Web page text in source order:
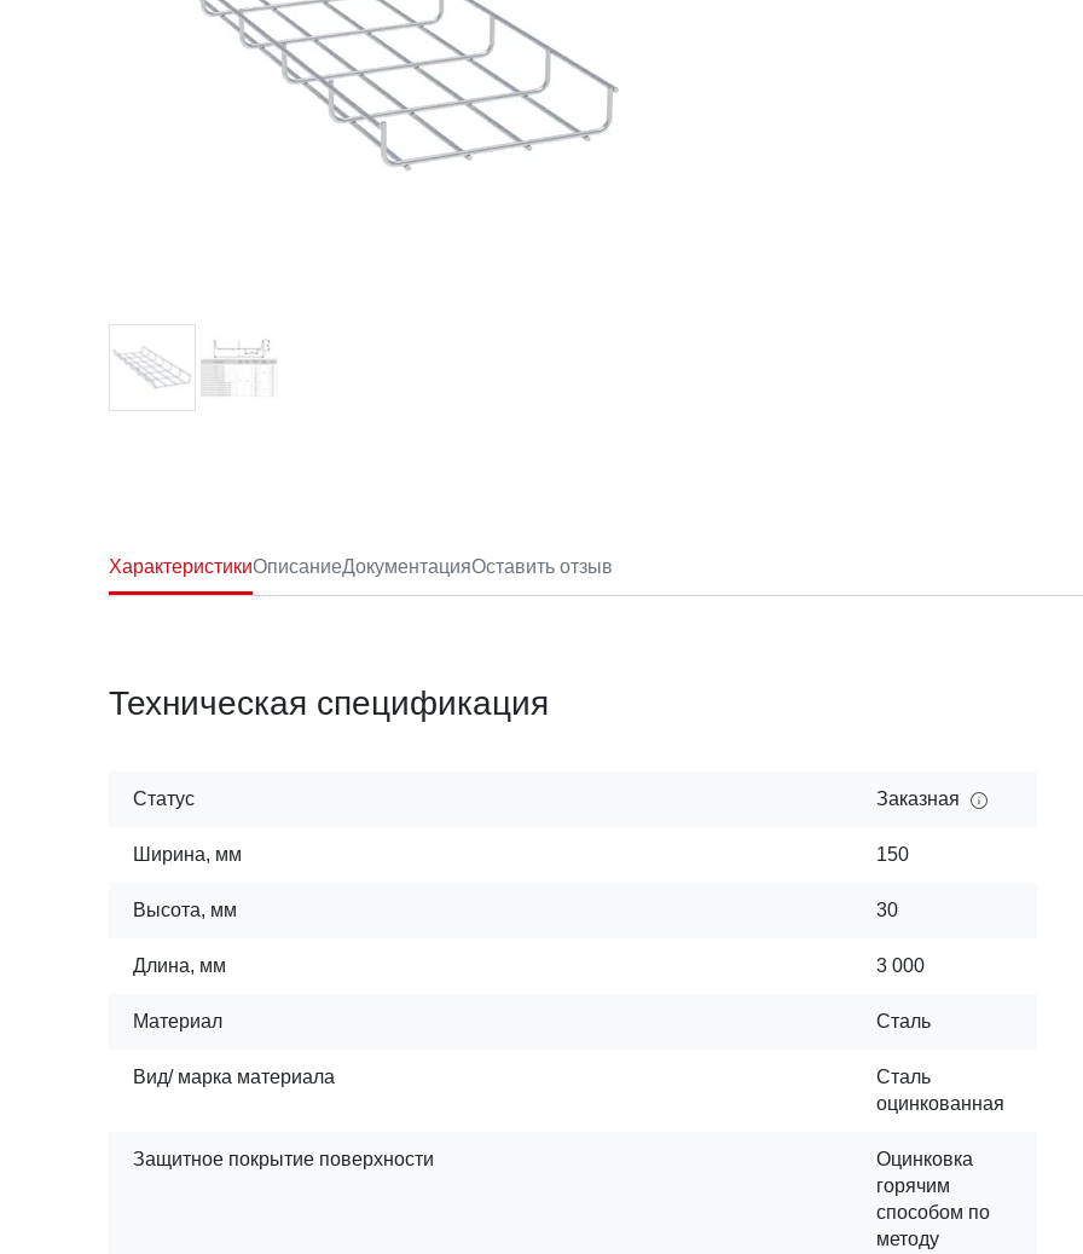
ХарактеристикиОписаниеДокументацияОставить отзыв
Техническая спецификация
Статус Заказная
Ширина, мм 150
Высота, мм 30
Длина, мм 3 000
Материал Сталь
Вид/ марка материала
Сталь
оцинкованная
Защитное покрытие поверхности
Оцинковка
горячим
способом по
методу